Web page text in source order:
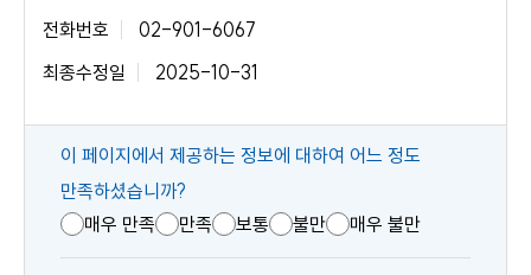
전화번호
02-901-6067
최종수정일
2025-10-31
콘
텐
츠
만
이 페이지에서 제공하는 정보에 대하여 어느 정도
만족하셨습니까?
매우 만족
만족 보통 불만 매우 불만